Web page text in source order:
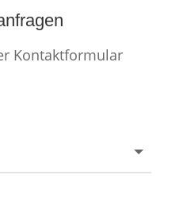
Kontaktformular